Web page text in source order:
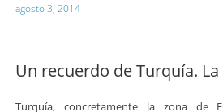
agosto 3, 2014
Un recuerdo de Turquía.
Turquía, concretamente la zona de